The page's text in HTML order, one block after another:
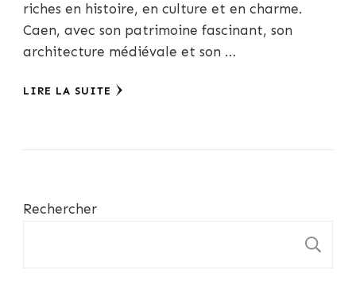
riches en histoire, en culture et en charme.
Caen, avec son patrimoine fascinant, son
architecture médiévale et son …
LIRE LA SUITE
Rechercher